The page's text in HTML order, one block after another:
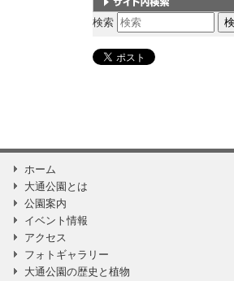
サイト内検索
検索
ホーム
大通公園とは
公園案内
イベント情報
アクセス
フォトギャラリー
大通公園の歴史と植物